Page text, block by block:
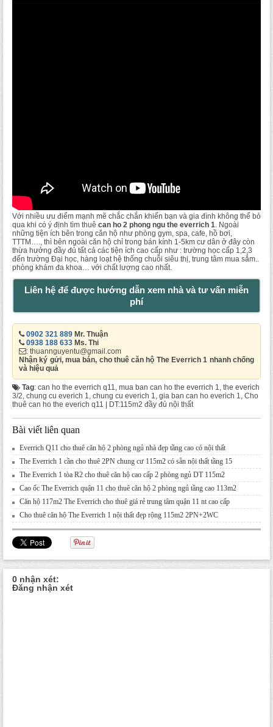
Với nhiều ưu điểm mạnh mẽ chắc chắn khiến bạn và gia đình không thể bỏ
qua khi có ý định tìm thuê can ho 2 phong ngu the everrich 1 . Ngoài
những tiện ích bên trong căn hộ như phòng gym, spa, cafe, hồ bơi,
TTTM…., thì bên ngoài căn hộ chỉ trong bán kính 1-5km cư dân ở đây còn
thừa hưởng đầy đủ tất cả các tiện ích cao cấp như : trường học cấp 1,2,3
đến trường Đại học, hàng loạt hệ thống chuỗi siêu thị, trung tâm mua sắm..
phòng khám đa khoa… với chất lượng cao nhất.
Liên hệ để được hướng dẫn xem nhà và tư vấn miễn
phí
0902 321 889 Mr. Thuận
0938 188 633 Ms. Thi
: thuannguyentu@gmail.com
Nhận ký gửi, mua bán, cho thuê căn hộ The Everrich 1 nhanh chống
và hiệu quả
Tag: can ho the everrich q11, mua ban can ho the everrich 1, the everich
3/2, chung cu everich 1, chung cu everich 1, gia ban can ho everich 1, Cho
thuê can ho the everich q11 | DT:115m2 đầy đủ nội thất
Bài viết liên quan
Everrich Q11 cho thuê căn hộ 2 phòng ngủ nhà đẹp tầng cao có nội thất
The Everrich 1 cần cho thuê 2PN chung cư 115m2 có sẵn nội thất tầng 15
The Everrich 1 tòa R2 cho thuê căn hộ cao cấp 2 phòng ngủ DT 115m2
Cao ốc The Everrich quận 11 cho thuê căn hộ 2 phòng ngủ tầng cao 113m2
Căn hộ 117m2 The Everrich cho thuê giá rẻ trung tâm quận 11 nt cao cấp
Cho thuê căn hộ The Everrich 1 nội thất đẹp rộng 115m2 2PN+2WC
0 nhận xét:
Đăng nhận xét